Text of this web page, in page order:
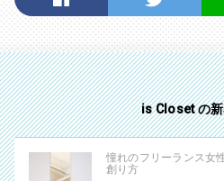
is Closet の
憧れのフリーランス女
創り方